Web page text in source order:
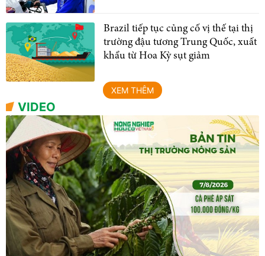
Brazil tiếp tục củng cố vị thế tại thị
trường đậu tương Trung Quốc, xuất
khẩu từ Hoa Kỳ sụt giảm
XEM THÊM
VIDEO